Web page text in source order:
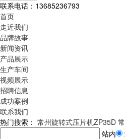
联系电话： 13685236793
首页
走近我们
品牌故事
新闻资讯
产品展示
生产车间
视频展示
招聘信息
成功案例
联系我们
热门搜索： 常州旋转式压片机ZP35D
站内